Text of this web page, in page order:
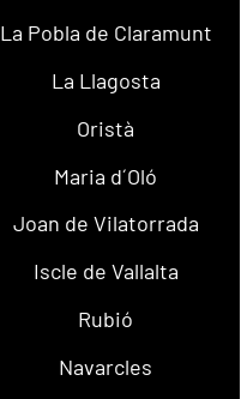
La Pobla de Claramunt
La Llagosta
Oristà
Maria d´Oló
Joan de Vilatorrada
Iscle de Vallalta
Rubió
Navarcles